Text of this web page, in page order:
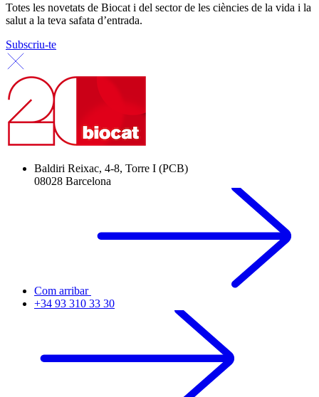
Totes les novetats de Biocat i del sector de les ciències de la vida i la
salut a la teva safata d’entrada.
Subscriu-te
Baldiri Reixac, 4-8, Torre I (PCB)
08028 Barcelona
Com arribar
+34 93 310 33 30